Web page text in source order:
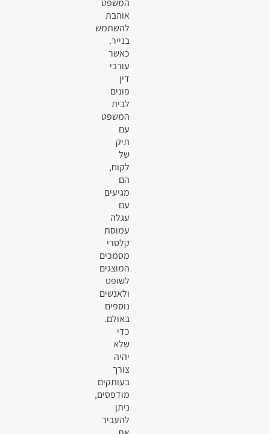
אוהבת
להשתמש
בנייר.
כאשר
עורכי
דין
פונים
לבית
המשפט
עם
תיק
של
לקוח,
הם
מגיעים
עם
עגלה
עמוסת
קלסרי
מסמכים
המוצגים
לשופט
ולאנשים
נוספים
באולם.
כדי
שלא
יהיה
צורך
בעותקים
מודפסים,
ניתן
להעביר